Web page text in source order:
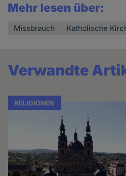
Mehr lesen über:
Missbrauch Katholische
Verwandte
RELIGIONEN